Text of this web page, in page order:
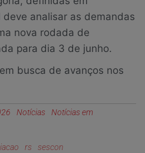
analisar as demandas
nova rodada de
para dia 3 de junho.
busca de avanços nos
Notícias
Notícias em
rs sescon